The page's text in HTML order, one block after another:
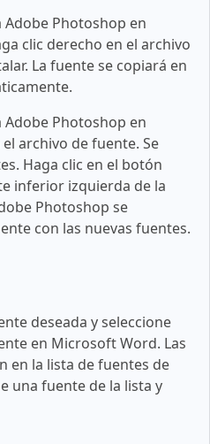
Photoshop en
clic derecho en el archivo
La fuente se copiará en
Photoshop en
archivo de fuente. Se
Haga clic en el botón
inferior izquierda de la
Photoshop se
con las nuevas fuentes.
deseada y seleccione
en Microsoft Word. Las
en la lista de fuentes de
una fuente de la lista y